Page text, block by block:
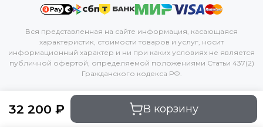
32 200 ₽ В корзину
Вся представленная на сайте информация, касающаяся
характеристик, стоимости товаров и услуг, носит
информационный характер и ни при каких условиях не является
публичной офертой, определяемой положениями Статьи 437(2)
Гражданского кодекса РФ.